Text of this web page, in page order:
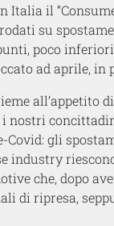
Italia il
su
poco
ad aprile, in
all’appetito
i nostri
gli
industry
che, dopo
di ripresa,